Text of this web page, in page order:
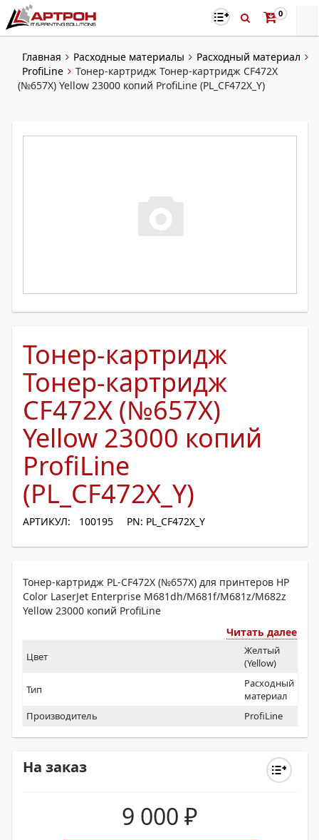
0
Главная Расходные материалы
Расходный материал
ProfiLine
Тонер-картридж Тонер-картридж CF472X
(№657X) Yellow 23000 копий ProfiLine (PL_CF472X_Y)
Тонер-картридж
Тонер-картридж
CF472X (№657X)
Yellow 23000 копий
ProfiLine
(PL_CF472X_Y)
АРТИКУЛ: 100195 PN: PL_CF472X_Y
Тонер-картридж PL-CF472X (№657X) для принтеров HP
Color LaserJet Enterprise M681dh/M681f/M681z/M682z
Yellow 23000 копий ProfiLine
Читать далее
Цвет
Желтый
(Yellow)
Тип
Расходный
материал
Производитель
ProfiLine
На заказ
9 000 ₽